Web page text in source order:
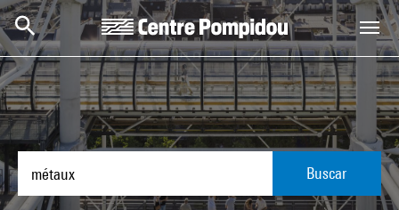
Skip to main content
Centre Pompidou
Buscar